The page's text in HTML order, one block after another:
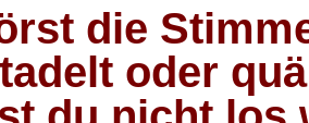
die
oder